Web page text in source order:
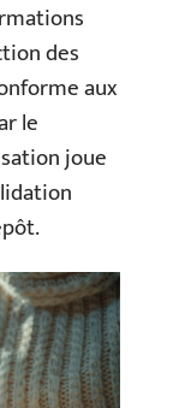
des
aux
le
joue